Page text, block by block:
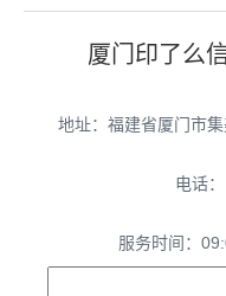
厦门印了么
地址：福建省厦门市
电话
服务时间：